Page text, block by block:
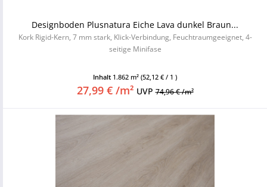
Designboden Plusnatura Eiche Lava dunkel Braun...
Kork Rigid-Kern, 7 mm stark, Klick-Verbindung, Feuchtraumgeeignet, 4-
seitige Minifase
Inhalt 1.862 m² (52,12 € / 1 )
27,99 € /m² UVP74,96 € /m²